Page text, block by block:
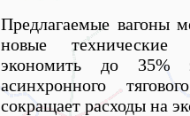
Предлагаемые вагоны
новые технические
экономить до 35%
асинхронного
сокращает расходы на